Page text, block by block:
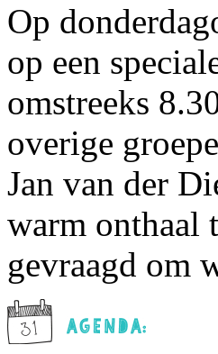
Op
op een
omstreeks
overige
Jan van der
warm onthaal
gevraagd om